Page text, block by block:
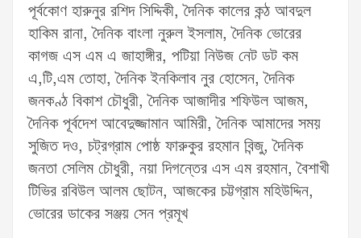
পূর্বকোণ হারুনুর রশিদ সিদ্দিকী, দৈনিক কালের কন্ঠ আবদুল
হাকিম রানা, দৈনিক বাংলা নুরুল ইসলাম, দৈনিক ভোরের
কাগজ এস এম এ জাহাঙ্গীর, পটিয়া নিউজ নেট ডট কম
এ,টি,এম তোহা, দৈনিক ইনকিলাব নুর হোসেন, দৈনিক
জনকণ্ঠ বিকাশ চৌধুরী, দৈনিক আজাদীর শফিউল আজম,
দৈনিক পূর্বদেশ আবেদুজ্জামান আমিরী, দৈনিক আমাদের সময়
সুজিত দও, চট্রগ্রাম পোষ্ঠ ফারুকুর রহমান বিন্জু, দৈনিক
জনতা সেলিম চৌধুরী, নয়া দিগন্তের এস এম রহমান, বৈশাখী
টিভির রবিউল আলম ছোটন, আজকের চট্টগ্রাম মহিউদ্দিন,
ভোরের ডাকের সঞ্জয় সেন প্রমূখ